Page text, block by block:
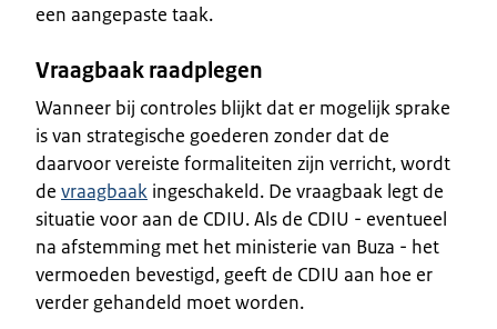
een aangepaste taak.
Vraagbaak raadplegen
Wanneer bij controles blijkt dat er mogelijk sprake
is van strategische goederen zonder dat de
daarvoor vereiste formaliteiten zijn verricht, wordt
de vraagbaak ingeschakeld. De vraagbaak legt de
situatie voor aan de CDIU. Als de CDIU - eventueel
na afstemming met het ministerie van Buza - het
vermoeden bevestigd, geeft de CDIU aan hoe er
verder gehandeld moet worden.